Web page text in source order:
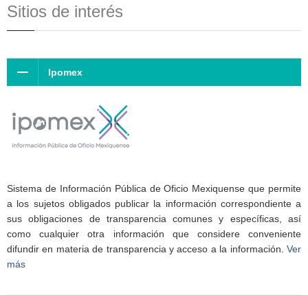
Sitios de interés
Ipomex
Sistema de Información Pública de Oficio Mexiquense que permite
a los sujetos obligados publicar la información correspondiente a
sus obligaciones de transparencia comunes y específicas, así
como cualquier otra información que considere conveniente
difundir en materia de transparencia y acceso a la información. Ver
más